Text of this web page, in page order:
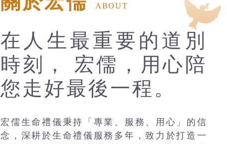
ABOUT
在人生最重要的道別
時刻， 宏儒，用心陪
您走好最後一程。
宏儒生命禮儀秉持「專業、服務、用心」的信
念，深耕於生命禮儀服務多年，致力於打造一